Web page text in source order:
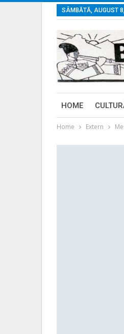
SÂMBĂTĂ, AUGUST
HOME
Home Extern